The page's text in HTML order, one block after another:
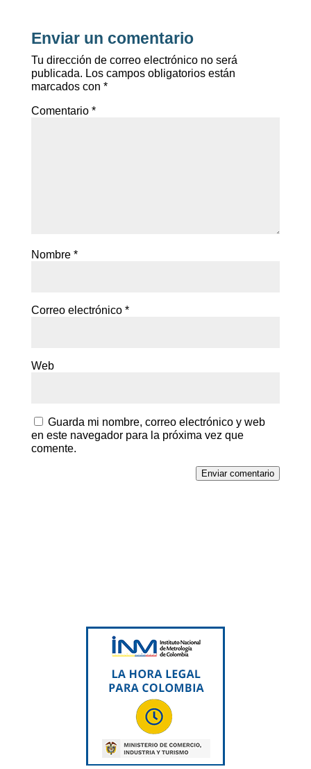
Enviar un comentario
Tu dirección de correo electrónico no será
publicada. Los campos obligatorios están
marcados con *
Comentario *
Nombre *
Correo electrónico *
Web
Guarda mi nombre, correo electrónico y web
en este navegador para la próxima vez que
comente.
Enviar comentario